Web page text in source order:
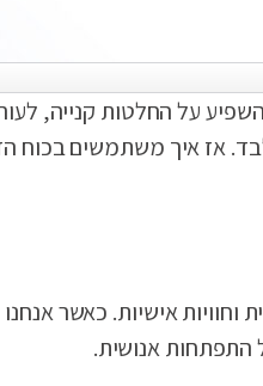
על החלטות קנייה,
אישיות. כאשר
התפתחות אנושית.